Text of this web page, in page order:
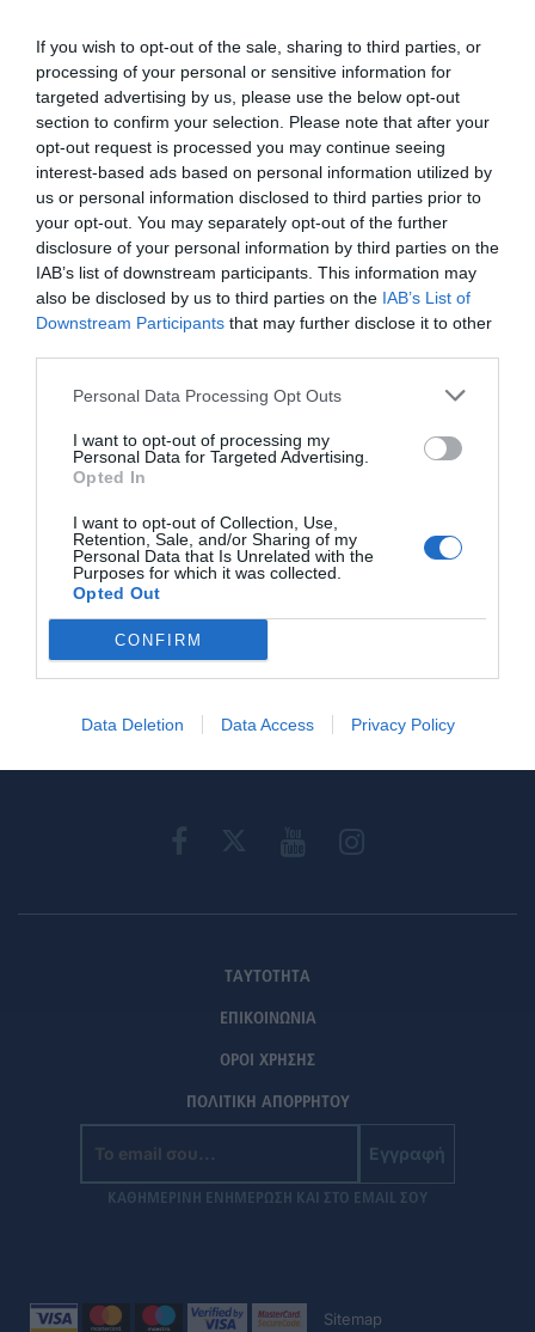
If you wish to opt-out of the sale, sharing to third parties, or
processing of your personal or sensitive information for
targeted advertising by us, please use the below opt-out
section to confirm your selection. Please note that after your
opt-out request is processed you may continue seeing
interest-based ads based on personal information utilized by
us or personal information disclosed to third parties prior to
your opt-out. You may separately opt-out of the further
disclosure of your personal information by third parties on the
IAB’s list of downstream participants. This information may
also be disclosed by us to third parties on the IAB’s List of
Downstream Participants that may further disclose it to other
Personal Data Processing Opt Outs
I want to opt-out of processing my
Personal Data for Targeted Advertising.
Opted In
I want to opt-out of Collection, Use,
Retention, Sale, and/or Sharing of my
Personal Data that Is Unrelated with the
Purposes for which it was collected.
Opted Out
CONFIRM
Data Deletion Data Access Privacy Policy
ΣΤΕΙΛΕΤΕ ΤΟ ΒΙΟΓΡΑΦΙΚΟ ΣΑΣ ΣΤΟ
CV@AEOLOSBEACH.COM
Aeolos Beach Hotel 4*
Ιδιώτης
Γίνε μέλος
ΤΑΥΤΟΤΗΤΑ
ΕΠΙΚΟΙΝΩΝΙΑ
ΟΡΟΙ ΧΡΗΣΗΣ
ΠΟΛΙΤΙΚΗ ΑΠΟΡΡΗΤΟΥ
Εγγραφή
ΚΑΘΗΜΕΡΙΝΗ ΕΝΗΜΕΡΩΣΗ ΚΑΙ ΣΤΟ EMAIL ΣΟΥ
Sitemap